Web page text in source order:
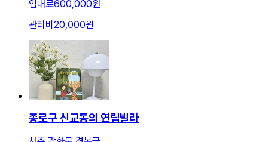
임대료600,000원
관리비 20,000원
종로구 신교동의 연립빌라